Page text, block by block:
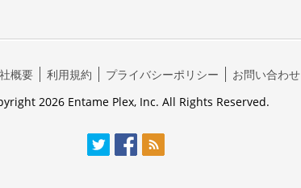
概要 利用規約 プライバシーポリシー
お問い合わせ
2026 Entame Plex, Inc. All Rights Reserved.